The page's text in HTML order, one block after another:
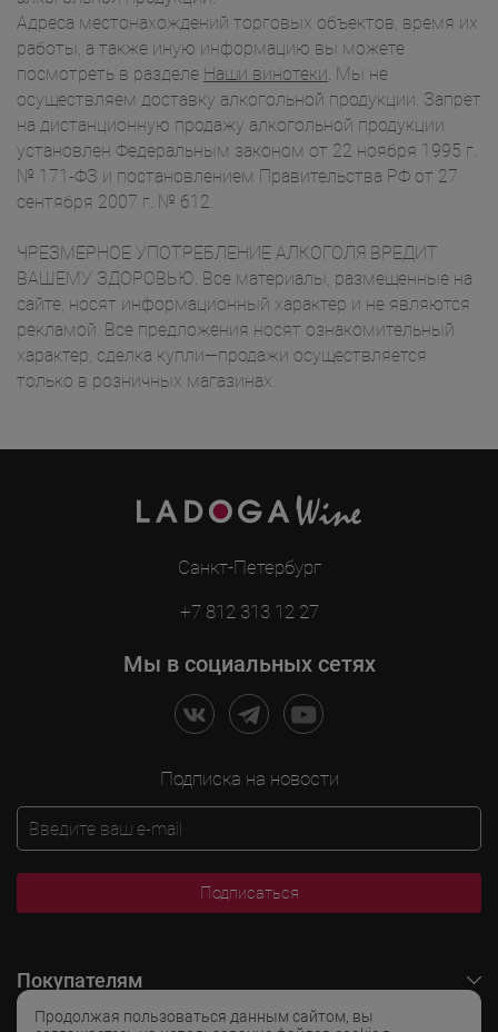
Продолжая пользоваться данным сайтом, вы
Адреса местонахождений торговых объектов, время их
работы, а также иную информацию вы можете
посмотреть в разделе Наши винотеки. Мы не
осуществляем доставку алкогольной продукции. Запрет
на дистанционную продажу алкогольной продукции
установлен Федеральным законом от 22 ноября 1995 г.
№ 171-ФЗ и постановлением Правительства РФ от 27
сентября 2007 г. № 612.
ЧРЕЗМЕРНОЕ УПОТРЕБЛЕНИЕ АЛКОГОЛЯ ВРЕДИТ
ВАШЕМУ ЗДОРОВЬЮ. Все материалы, размещенные на
сайте, носят информационный характер и не являются
рекламой. Все предложения носят ознакомительный
характер, сделка купли—продажи осуществляется
только в розничных магазинах.
Санкт-Петербург
+7 812 313 12 27
Мы в социальных сетях
Подписка на новости
Подписаться
Покупателям